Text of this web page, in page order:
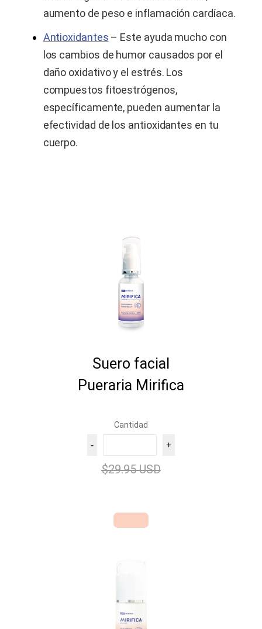
aumento de peso e inflamación cardíaca.
Antioxidantes – Este ayuda mucho con
los cambios de humor causados por el
daño oxidativo y el estrés. Los
compuestos fitoestrógenos,
específicamente, pueden aumentar la
efectividad de los antioxidantes en tu
cuerpo.
Suero facial
Pueraria Mirifica
Cantidad
- +
$29.95 USD